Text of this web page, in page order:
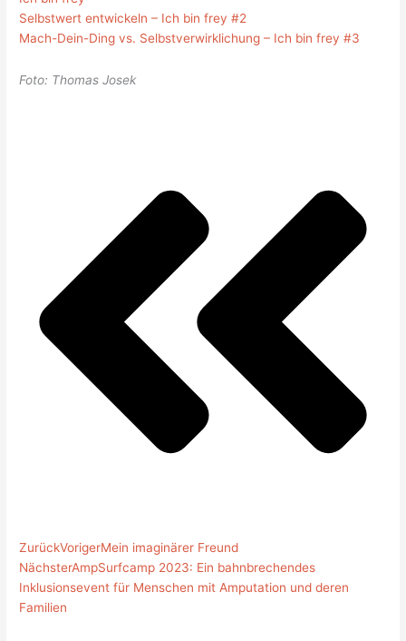
Selbstwert entwickeln – Ich bin frey #2
Mach-Dein-Ding vs. Selbstverwirklichung – Ich bin frey #3
Foto: Thomas Josek
ZurückVorigerMein imaginärer Freund
NächsterAmpSurfcamp 2023: Ein bahnbrechendes
Inklusionsevent für Menschen mit Amputation und deren
Familien